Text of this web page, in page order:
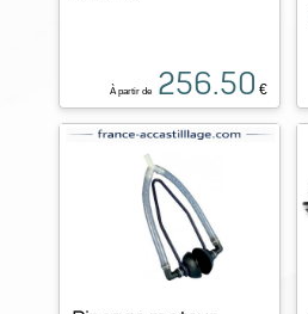
À partir de 256.50 €